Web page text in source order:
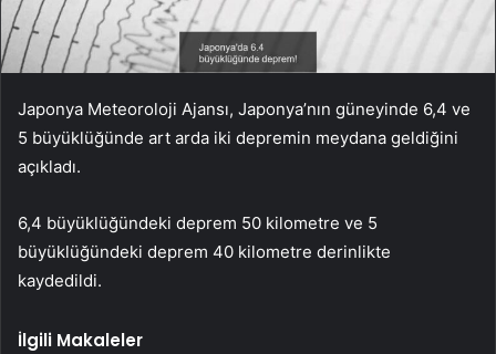
Japonya Meteoroloji Ajansı, Japonya’nın güneyinde 6,4 ve
5 büyüklüğünde art arda iki depremin meydana geldiğini
açıkladı.
6,4 büyüklüğündeki deprem 50 kilometre ve 5
büyüklüğündeki deprem 40 kilometre derinlikte
kaydedildi.
İlgili Makaleler